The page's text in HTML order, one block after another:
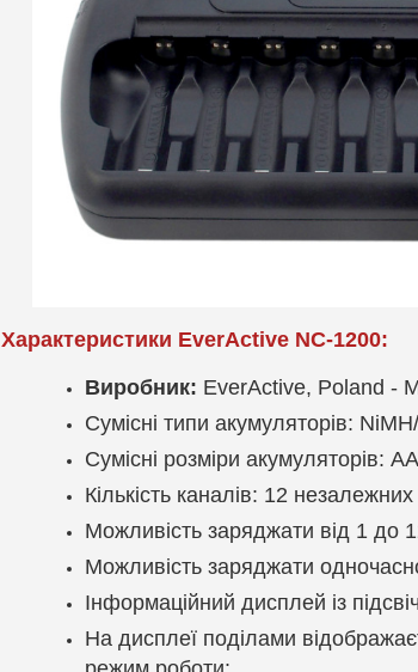
Характеристики EverActive NC-1200:
Виробник: EverActive, Poland -
Сумісні типи акумуляторів:
Сумісні розміри акумуляторів:
Кількість каналів: 12 незалежних
Можливість заряджати від 1 до
Можливість заряджати
Інформаційний дисплей із
На дисплеї поділами